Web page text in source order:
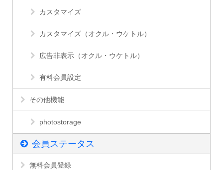
カスタマイズ
カスタマイズ（オクル・ウケトル）
広告非表示（オクル・ウケトル）
有料会員設定
その他機能
photostorage
会員ステータス
無料会員登録